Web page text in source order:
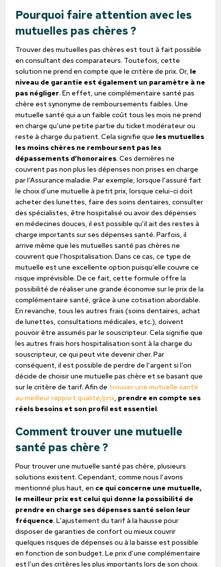
Pourquoi faire attention avec les
mutuelles pas chères ?
Trouver des mutuelles pas chères est tout à fait possible
en consultant des comparateurs. Toutefois, cette
solution ne prend en compte que le critère de prix. Or, le
niveau de garantie est également un paramètre à ne
pas négliger. En effet, une complémentaire santé pas
chère est synonyme de remboursements faibles. Une
mutuelle santé qui a un faible coût tous les mois ne prend
en charge qu’une petite partie du ticket modérateur ou
reste à charge du patient. Cela signifie que les mutuelles
les moins chères ne remboursent pas les
dépassements d’honoraires. Ces dernières ne
couvrent pas non plus les dépenses non prises en charge
par l’Assurance maladie. Par exemple, lorsque l’assuré fait
le choix d’une mutuelle à petit prix, lorsque celui-ci doit
acheter des lunettes, faire des soins dentaires, consulter
des spécialistes, être hospitalisé ou avoir des dépenses
en médecines douces, il est possible qu’il ait des restes à
charge importants sur ses dépenses santé. Parfois, il
arrive même que les mutuelles santé pas chères ne
couvrent que l’hospitalisation. Dans ce cas, ce type de
mutuelle est une excellente option puisqu’elle couvre ce
risque imprévisible. De ce fait, cette formule offre la
possibilité de réaliser une grande économie sur le prix de la
complémentaire santé, grâce à une cotisation abordable.
En revanche, tous les autres frais (soins dentaires, achat
de lunettes, consultations médicales, etc.), doivent
pouvoir être assumés par le souscripteur. Cela signifie que
les autres frais hors hospitalisation sont à la charge du
souscripteur, ce qui peut vite devenir cher. Par
conséquent, il est possible de perdre de l’argent si l’on
décide de choisir une mutuelle pas chère et se basant que
sur le critère de tarif. Afin de trouver une mutuelle santé
au meilleur rapport qualité/prix, prendre en compte ses
réels besoins et son profil est essentiel.
Comment trouver une mutuelle
santé pas chère ?
Pour trouver une mutuelle santé pas chère, plusieurs
solutions existent. Cependant, comme nous l’avons
mentionné plus haut, en ce qui concerne une mutuelle,
le meilleur prix est celui qui donne la possibilité de
prendre en charge ses dépenses santé selon leur
fréquence. L’ajustement du tarif à la hausse pour
disposer de garanties de confort ou mieux couvrir
quelques risques de dépenses ou à la baisse est possible
en fonction de son budget. Le prix d’une complémentaire
est l’un des critères les plus importants lors de son choix.